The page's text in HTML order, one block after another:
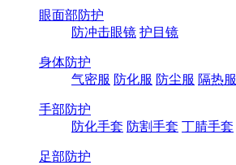
眼面部防护
防冲击眼镜 护目镜
身体防护
气密服 防化服 防尘服 隔热服
手部防护
防化手套 防割手套 丁腈手套
足部防护